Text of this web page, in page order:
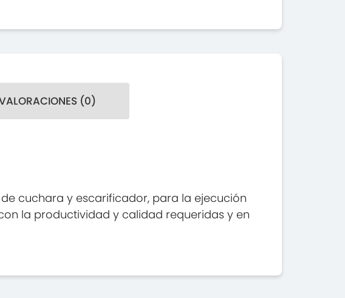
(0)
cuchara y escarificador, para la ejecución
la productividad y calidad requeridas y en